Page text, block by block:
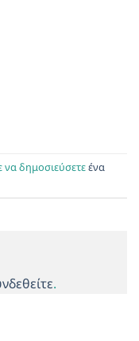
να δημοσιεύσετεένα
.